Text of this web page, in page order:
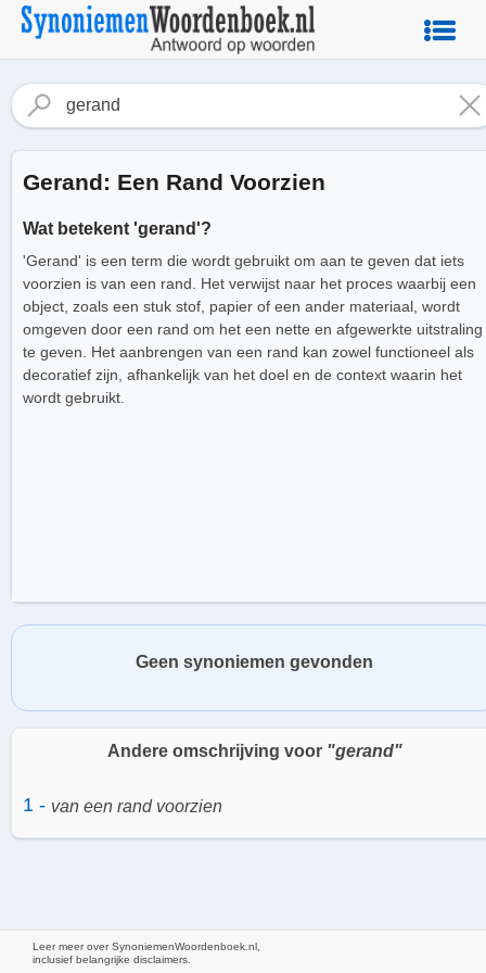
Gerand: Een Rand Voorzien
Wat betekent 'gerand'?
'Gerand' is een term die wordt gebruikt om aan te geven dat iets
voorzien is van een rand. Het verwijst naar het proces waarbij een
object, zoals een stuk stof, papier of een ander materiaal, wordt
omgeven door een rand om het een nette en afgewerkte uitstraling
te geven. Het aanbrengen van een rand kan zowel functioneel als
decoratief zijn, afhankelijk van het doel en de context waarin het
wordt gebruikt.
Het belang van een rand
Geen synoniemen gevonden
Andere omschrijving voor "gerand"
1 - van een rand voorzien
Leer meer over SynoniemenWoordenboek.nl,
inclusief belangrijke disclaimers.